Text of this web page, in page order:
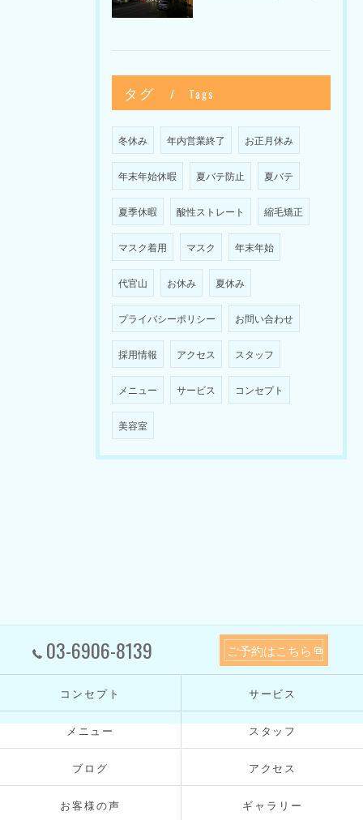
タグ Tags
冬休み 年内営業終了 お正月休み
年末年始休暇 夏バテ防止 夏バテ
夏季休暇 酸性ストレート 縮毛矯正
マスク着用 マスク 年末年始
代官山 お休み 夏休み
プライバシーポリシー お問い合わせ
採用情報 アクセス スタッフ
メニュー サービス コンセプト
美容室
03-6906-8139 ご予約はこちら
コンセプト サービス
メニュー スタッフ
ブログ アクセス
お客様の声 ギャラリー